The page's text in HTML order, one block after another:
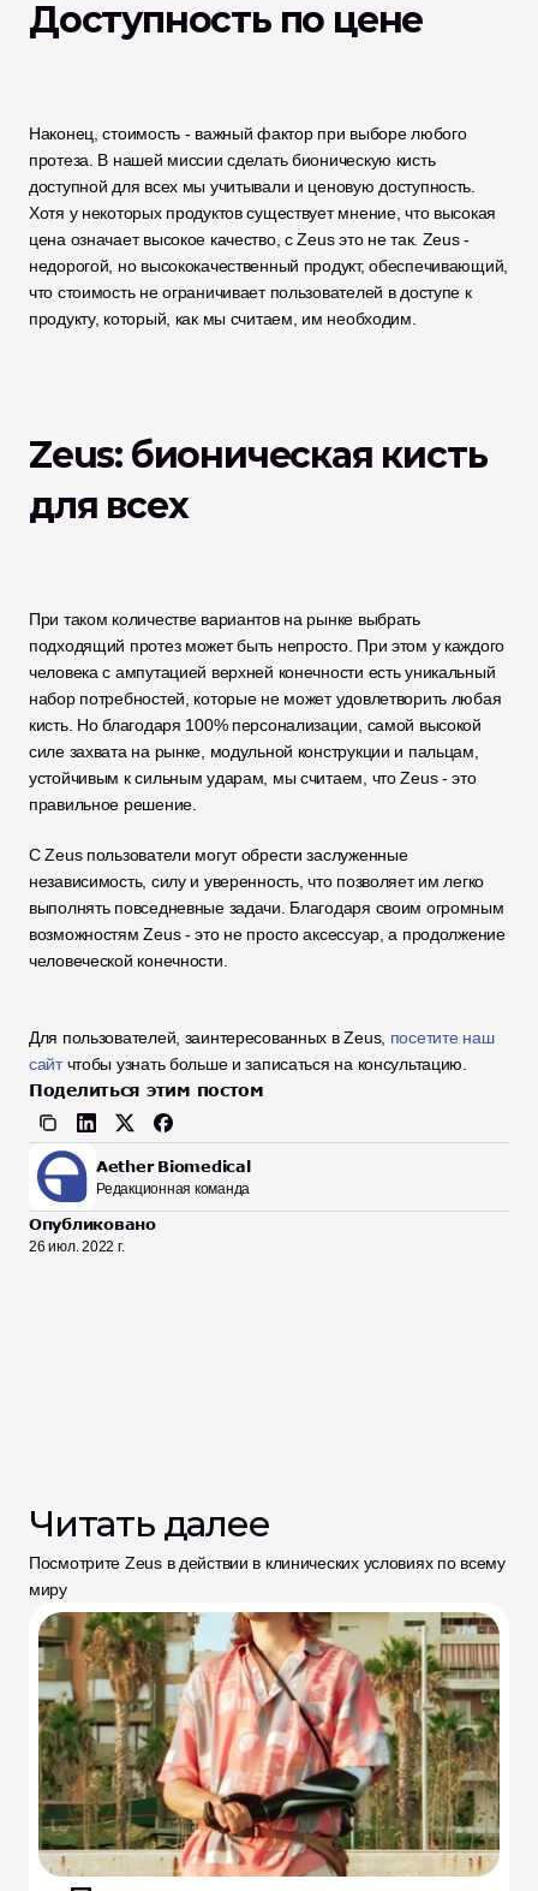
Доступность по цене
Наконец, стоимость - важный фактор при выборе любого
протеза. В нашей миссии сделать бионическую кисть
доступной для всех мы учитывали и ценовую доступность.
Хотя у некоторых продуктов существует мнение, что высокая
цена означает высокое качество, с Zeus это не так. Zeus -
недорогой, но высококачественный продукт, обеспечивающий,
что стоимость не ограничивает пользователей в доступе к
продукту, который, как мы считаем, им необходим.
Zeus: бионическая кисть
для всех
При таком количестве вариантов на рынке выбрать
подходящий протез может быть непросто. При этом у каждого
человека с ампутацией верхней конечности есть уникальный
набор потребностей, которые не может удовлетворить любая
кисть. Но благодаря 100% персонализации, самой высокой
силе захвата на рынке, модульной конструкции и пальцам,
устойчивым к сильным ударам, мы считаем, что Zeus - это
правильное решение.
С Zeus пользователи могут обрести заслуженные
независимость, силу и уверенность, что позволяет им легко
выполнять повседневные задачи. Благодаря своим огромным
возможностям Zeus - это не просто аксессуар, а продолжение
человеческой конечности.
Для пользователей, заинтересованных в Zeus, посетите наш
сайт чтобы узнать больше и записаться на консультацию.
Поделиться этим постом
Aether Biomedical
Редакционная команда
Опубликовано
26 июл. 2022 г.
Читать далее
Посмотрите Zeus в действии в клинических условиях по всему
миру